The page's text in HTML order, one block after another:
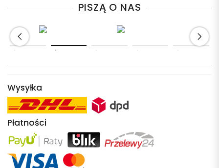
PISZĄ O NAS
Wysyłka
Płatności